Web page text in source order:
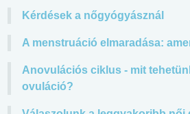
Kérdések a nőgyógyásznál
A menstruáció elmaradása:
Anovulációs ciklus - mit
ovuláció?